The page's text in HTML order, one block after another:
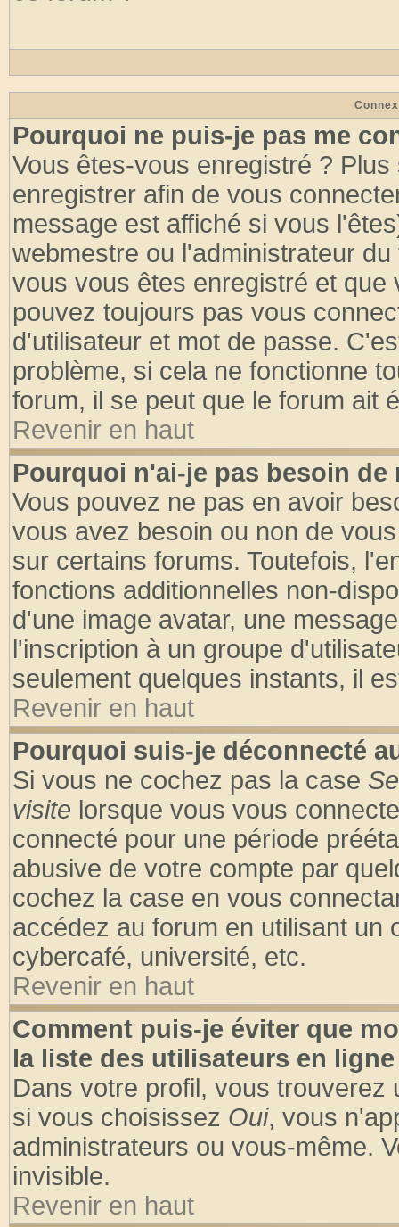
Pourquoi ne puis-je pas me
Vous êtes-vous enregistré ?
enregistrer afin de vous
message est affiché si vous
webmestre ou l'administrateur
vous vous êtes enregistré et
pouvez toujours pas vous
d'utilisateur et mot de passe.
problème, si cela ne fonctionne
forum, il se peut que le forum ait
Revenir en haut
Pourquoi n'ai-je pas besoin de
Vous pouvez ne pas en avoir
vous avez besoin ou non de
sur certains forums. Toutefois,
fonctions additionnelles non-
d'une image avatar, une
l'inscription à un groupe
seulement quelques instants, il
Revenir en haut
Pourquoi suis-je déconnecté
Si vous ne cochez pas la case
visite lorsque vous vous
connecté pour une période
abusive de votre compte par
cochez la case en vous
accédez au forum en utilisant un
cybercafé, université, etc.
Revenir en haut
Comment puis-je éviter que
la liste des utilisateurs en
Dans votre profil, vous trouverez
si vous choisissez Oui, vous
administrateurs ou vous-même.
invisible.
Revenir en haut